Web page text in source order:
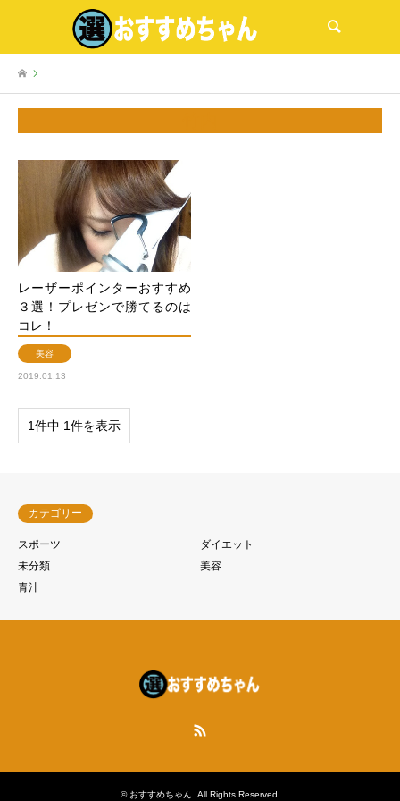
レーザーポインターおすすめ
３選！プレゼンで勝てるのは
コレ！
美容
2019.01.13
1件中 1件を表示
カテゴリー
スポーツ
ダイエット
未分類
美容
青汁
© おすすめちゃん . All Rights Reserved.